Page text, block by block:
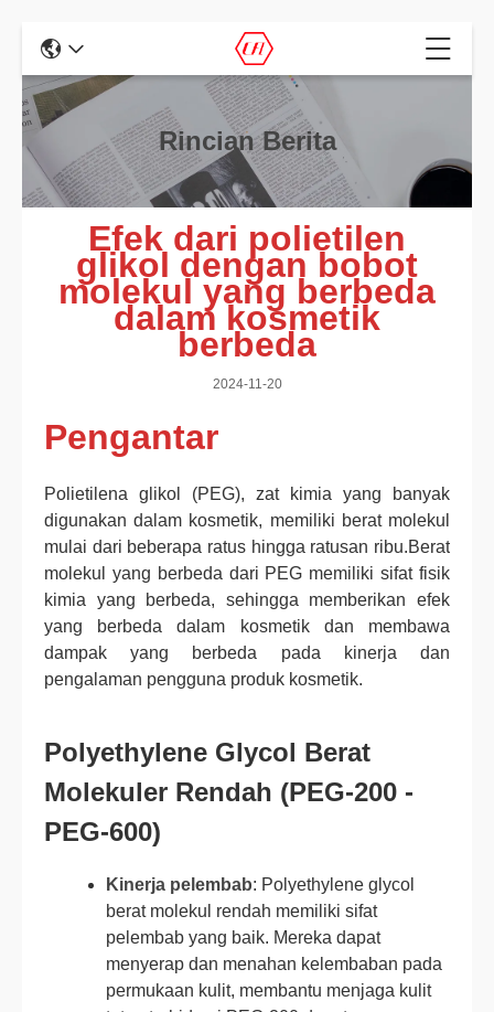
Rincian Berita
Efek dari polietilen
glikol dengan bobot
molekul yang berbeda
dalam kosmetik
berbeda
2024-11-20
Pengantar
Polietilena glikol (PEG), zat kimia yang banyak
digunakan dalam kosmetik, memiliki berat molekul
mulai dari beberapa ratus hingga ratusan ribu.Berat
molekul yang berbeda dari PEG memiliki sifat fisik
kimia yang berbeda, sehingga memberikan efek
yang berbeda dalam kosmetik dan membawa
dampak yang berbeda pada kinerja dan
pengalaman pengguna produk kosmetik.
Polyethylene Glycol Berat
Molekuler Rendah (PEG-200 -
PEG-600)
Kinerja pelembab: Polyethylene glycol
berat molekul rendah memiliki sifat
pelembab yang baik. Mereka dapat
menyerap dan menahan kelembaban pada
permukaan kulit, membantu menjaga kulit